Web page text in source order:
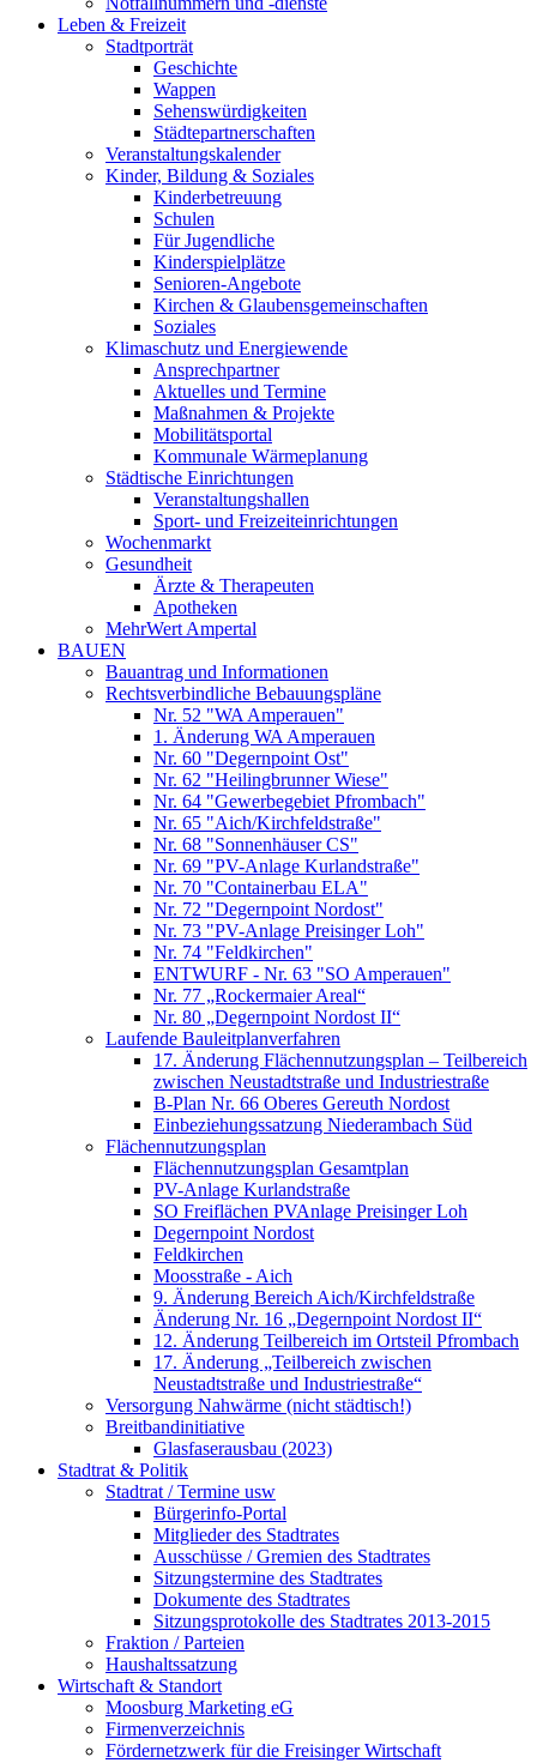
Leben & Freizeit
Stadtporträt
Geschichte
Wappen
Sehenswürdigkeiten
Städtepartnerschaften
Veranstaltungskalender
Kinder, Bildung & Soziales
Kinderbetreuung
Schulen
Für Jugendliche
Kinderspielplätze
Senioren-Angebote
Kirchen & Glaubensgemeinschaften
Soziales
Klimaschutz und Energiewende
Ansprechpartner
Aktuelles und Termine
Maßnahmen & Projekte
Mobilitätsportal
Kommunale Wärmeplanung
Städtische Einrichtungen
Veranstaltungshallen
Sport- und Freizeiteinrichtungen
Wochenmarkt
Gesundheit
Ärzte & Therapeuten
Apotheken
MehrWert Ampertal
BAUEN
Bauantrag und Informationen
Rechtsverbindliche Bebauungspläne
Nr. 52 "WA Amperauen"
1. Änderung WA Amperauen
Nr. 60 "Degernpoint Ost"
Nr. 62 "Heilingbrunner Wiese"
Nr. 64 "Gewerbegebiet Pfrombach"
Nr. 65 "Aich/Kirchfeldstraße"
Nr. 68 "Sonnenhäuser CS"
Nr. 69 "PV-Anlage Kurlandstraße"
Nr. 70 "Containerbau ELA"
Nr. 72 "Degernpoint Nordost"
Nr. 73 "PV-Anlage Preisinger Loh"
Nr. 74 "Feldkirchen"
ENTWURF - Nr. 63 "SO Amperauen"
Nr. 77 „Rockermaier Areal“
Nr. 80 „Degernpoint Nordost II“
Laufende Bauleitplanverfahren
17. Änderung Flächennutzungsplan – Teilbereich
zwischen Neustadtstraße und Industriestraße
B-Plan Nr. 66 Oberes Gereuth Nordost
Einbeziehungssatzung Niederambach Süd
Flächennutzungsplan
Flächennutzungsplan Gesamtplan
PV-Anlage Kurlandstraße
SO Freiflächen PV­Anlage Preisinger Loh
Degernpoint Nordost
Feldkirchen
Moosstraße - Aich
9. Änderung Bereich Aich/Kirchfeldstraße
Änderung Nr. 16 „Degernpoint Nordost II“
12. Änderung Teilbereich im Ortsteil Pfrombach
17. Änderung „Teilbereich zwischen
Neustadtstraße und Industriestraße“
Versorgung Nahwärme (nicht städtisch!)
Breitbandinitiative
Glasfaserausbau (2023)
Stadtrat & Politik
Stadtrat / Termine usw
Bürgerinfo-Portal
Mitglieder des Stadtrates
Ausschüsse / Gremien des Stadtrates
Sitzungstermine des Stadtrates
Dokumente des Stadtrates
Sitzungsprotokolle des Stadtrates 2013-2015
Fraktion / Parteien
Haushaltssatzung
Wirtschaft & Standort
Moosburg Marketing eG
Firmenverzeichnis
Fördernetzwerk für die Freisinger Wirtschaft